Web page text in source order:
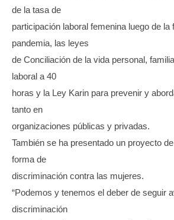
de la tasa de
participación laboral femenina luego de
pandemia, las leyes
de Conciliación de la vida personal,
laboral a 40
horas y la Ley Karin para prevenir y
tanto en
organizaciones públicas y privadas.
También se ha presentado un proyecto
forma de
discriminación contra las mujeres.
“Podemos y tenemos el deber de seguir
discriminación